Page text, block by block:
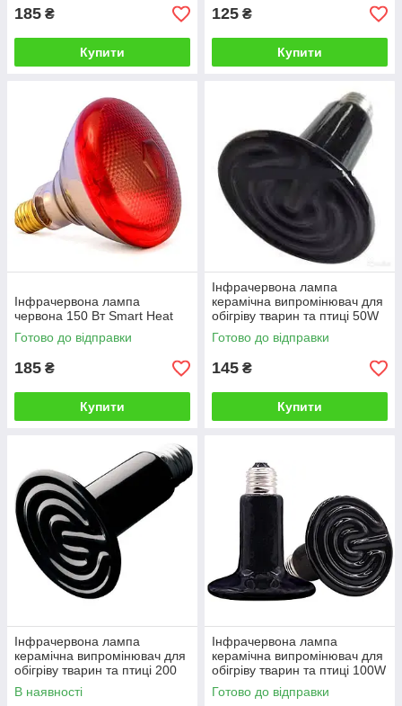
185 ₴
Купити
125 ₴
Купити
Інфрачервона лампа
червона 150 Вт Smart Heat
Готово до відправки
185 ₴
Купити
Інфрачервона лампа
керамічна випромінювач для
обігріву тварин та птиці 50W
Готово до відправки
145 ₴
Купити
Інфрачервона лампа
керамічна випромінювач для
обігріву тварин та птиці 200
W
В наявності
Інфрачервона лампа
керамічна випромінювач для
обігріву тварин та птиці 100W
Готово до відправки